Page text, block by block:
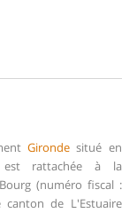
Gironde situé en
est rattachée à la
(numéro fiscal :
canton de L'Estuaire